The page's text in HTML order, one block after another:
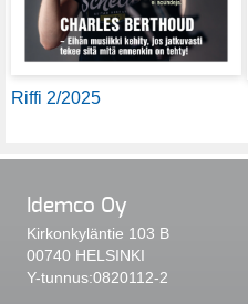
Riffi 2/2025
Idemco Oy
Kirkonkyläntie 103 B
00740 HELSINKI
Y-tunnus:0820112-2